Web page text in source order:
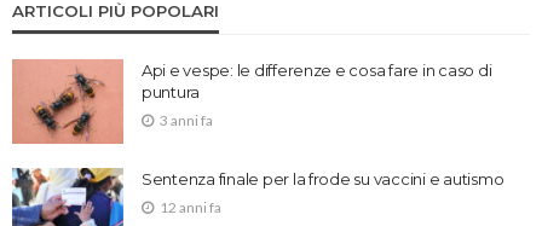
ARTICOLI PIÙ POPOLARI
Api e vespe: le differenze e cosa fare in caso di
puntura
3 anni fa
Sentenza finale per la frode su vaccini e autismo
12 anni fa